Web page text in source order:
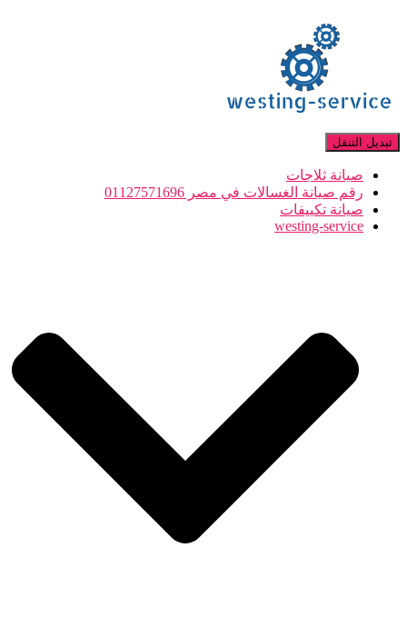
تبديل التنقل
صيانة ثلاجات
رقم صيانة الغسالات في مصر 01127571696
صيانة تكييفات
westing-service